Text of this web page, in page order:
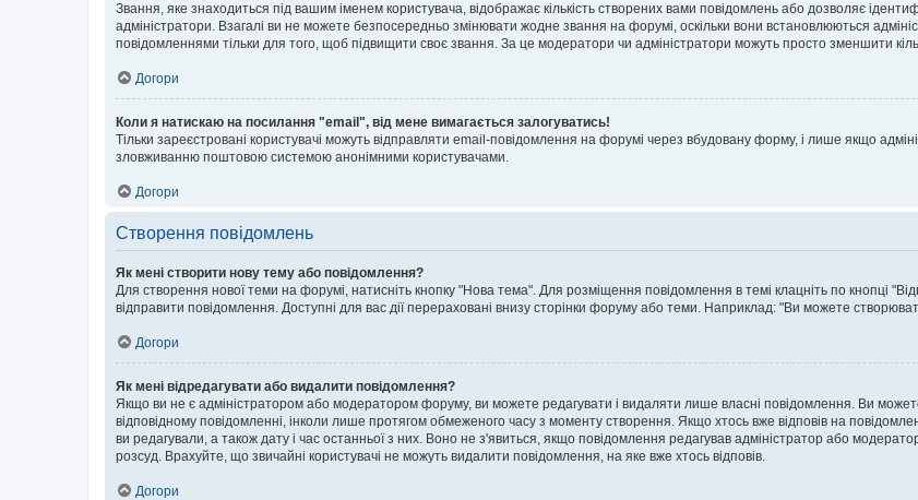
Звання, яке знаходиться під вашим іменем користувача, відображає кількість створених вами повідомлень або дозволяє
адміністратори. Взагалі ви не можете безпосередньо змінювати жодне звання на форумі, оскільки вони встановлюються
повідомленнями тільки для того, щоб підвищити своє звання. За це модератори чи адміністратори можуть просто зменшити
Догори
Коли я натискаю на посилання "email", від мене вимагається залогуватись!
Тільки зареєстровані користувачі можуть відправляти email-повідомлення на форумі через вбудовану форму, і лише якщо
зловживанню поштовою системою анонімними користувачами.
Догори
Створення повідомлень
Як мені створити нову тему або повідомлення?
Для створення нової теми на форумі, натисніть кнопку "Нова тема". Для розміщення повідомлення в темі клацніть по кнопці
відправити повідомлення. Доступні для вас дії перераховані внизу сторінки форуму або теми. Наприклад: "Ви можете
Догори
Як мені відредагувати або видалити повідомлення?
Якщо ви не є адміністратором або модератором форуму, ви можете редагувати і видаляти лише власні повідомлення. Ви
відповідному повідомленні, інколи лише протягом обмеженого часу з моменту створення. Якщо хтось вже відповів на
ви редагували, а також дату і час останньої з них. Воно не з'явиться, якщо повідомлення редагував адміністратор або
розсуд. Врахуйте, що звичайні користувачі не можуть видалити повідомлення, на яке вже хтось відповів.
Догори